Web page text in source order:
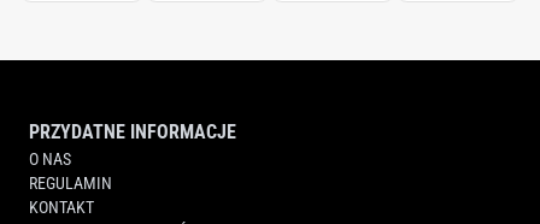
PRZYDATNE INFORMACJE
O NAS
REGULAMIN
KONTAKT